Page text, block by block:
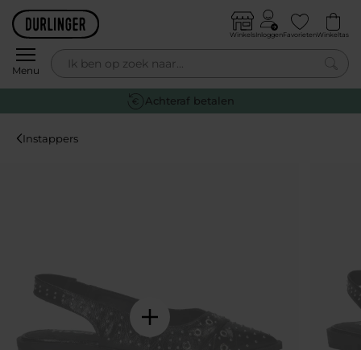
Skip to content
Menu
WinkelsInloggenFavorietenWinkeltas
0
Achteraf betalen
Instappers